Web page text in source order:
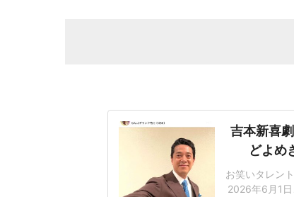
吉本新喜
どよめ
お笑いタレン
2026年6月1